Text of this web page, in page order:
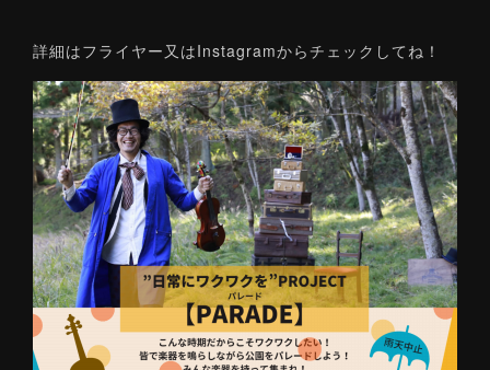
詳細はフライヤー又はInstagramからチェックしてね！